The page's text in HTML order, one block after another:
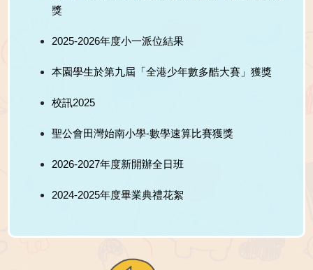
獎
2025-2026年度小一派位結果
本園學生於第九屆「全港少年數多酷大賽」獲獎
校訊2025
聖公會田灣始南小學-數學速算比賽獲獎
2026-2027年度新開辦全日班
2024-2025年度畢業典禮花絮